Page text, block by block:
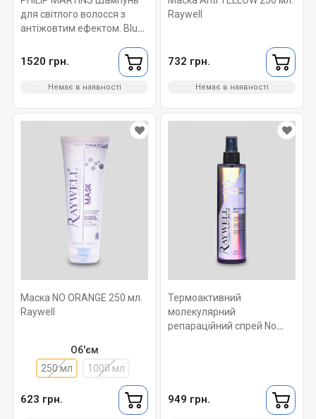
для світлого волосся з
антіжовтим ефектом. Blu
1520 грн.
Немає в наявності
Raywell
732 грн.
Немає в наявності
Маска NO ORANGE 250 мл.
Raywell
Об'єм
250 мл
1000 мл
623 грн.
Термоактивний
молекулярний
репараційний спрей No
949 грн.